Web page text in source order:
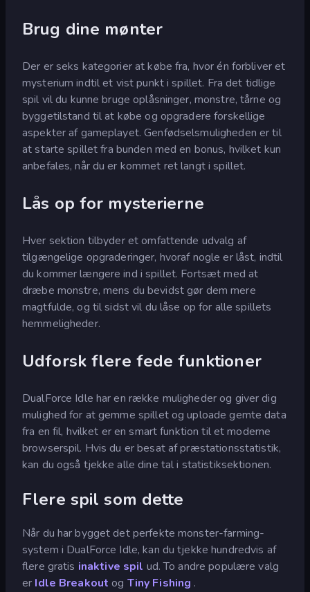
Brug dine mønter
Der er seks kategorier at købe fra, hvor én forbliver et
mysterium indtil et vist punkt i spillet. Fra det tidlige
spil vil du kunne bruge oplåsninger, monstre, tårne og
byggetilstand til at købe og opgradere forskellige
aspekter af gameplayet. Genfødselsmuligheden er til
at starte spillet fra bunden med en bonus, hvilket kun
anbefales, når du er kommet ret langt i spillet.
Lås op for mysterierne
Hver sektion tilbyder et omfattende udvalg af
tilgængelige opgraderinger, hvoraf nogle er låst, indtil
du kommer længere ind i spillet. Fortsæt med at
dræbe monstre, mens du bevidst gør dem mere
magtfulde, og til sidst vil du låse op for alle spillets
hemmeligheder.
Udforsk flere fede funktioner
DualForce Idle har en række muligheder og giver dig
mulighed for at gemme spillet og uploade gemte data
fra en fil, hvilket er en smart funktion til et moderne
browserspil. Hvis du er besat af præstationsstatistik,
kan du også tjekke alle dine tal i statistiksektionen.
Flere spil som dette
Når du har bygget det perfekte monster-farming-
system i DualForce Idle, kan du tjekke hundredvis af
flere gratis inaktive spil ud. To andre populære valg
er Idle Breakout og Tiny Fishing .